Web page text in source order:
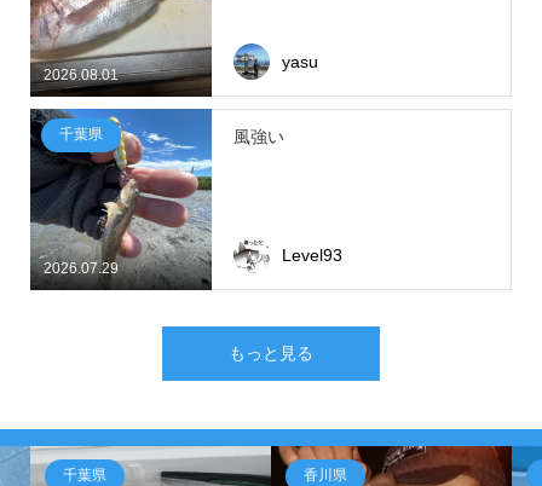
2026.08.01
yasu
2026.07.29
千葉県 風強い
Level93
もっと見る
千葉県 香川県